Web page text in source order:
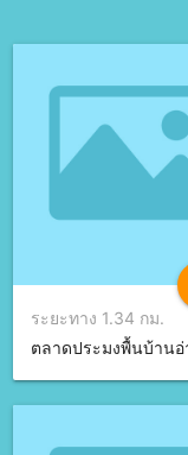
ระยะทาง 1.34 กม.